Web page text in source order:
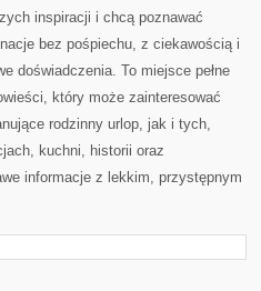
inspiracji i chcą poznawać
bez pośpiechu, z ciekawością i
doświadczenia. To miejsce pełne
który może zainteresować
rodzinny urlop, jak i tych,
kuchni, historii oraz
informacje z lekkim, przystępnym